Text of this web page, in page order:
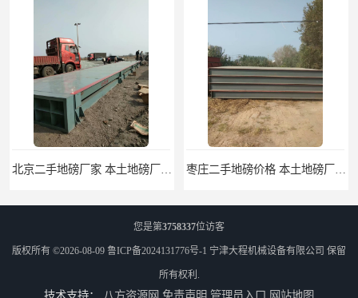
滨州二手地磅价格 价格优惠
您是第3758337位访客
版权所有 ©2026-08-09 鲁ICP备2024131776号-1 宁津大程机械设备有限公司 保留
所有权利.
技术支持： 八方资源网 免责声明 管理员入口 网站地图